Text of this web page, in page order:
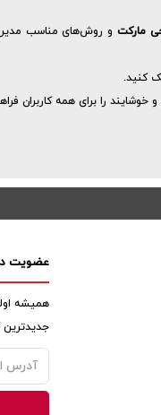
مارکت و روش‌های مناسب
کنید.
را برای همه کاربران
عضویت
همیشه
جدیدترین